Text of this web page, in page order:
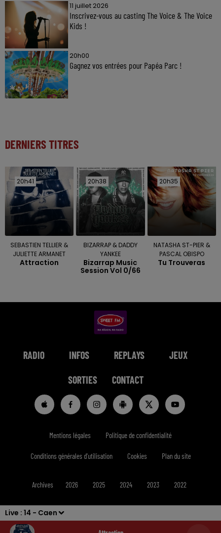
Live : 14 - Caen
11 juillet 2026
Inscrivez-vous au casting The Voice & The Voice
Kids !
20h00
Gagnez vos entrées pour Papéa Parc !
DERNIERS TITRES
20h41
20h41
SEBASTIEN TELLIER &
JULIETTE ARMANET
Attraction
20h38
20h38
BIZARRAP & DADDY
YANKEE
Bizarrap Music
Session Vol 0/66
20h35
20h35
NATASHA ST-PIER &
PASCAL OBISPO
Tu Trouveras
RADIO INFOS REPLAYS JEUX
SORTIES CONTACT
Mentions légales Politique de confidentialité
Conditions générales d'utilisation Cookies Plan du site
Archives 2026 2025 2024 2023 2022